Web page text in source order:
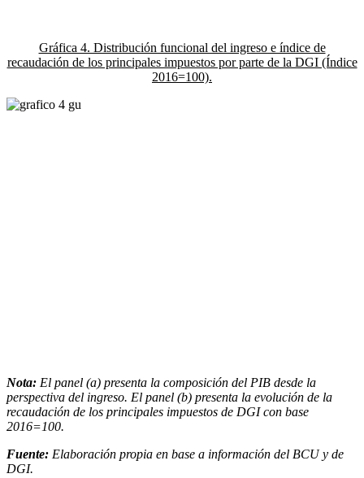
Gráfica 4. Distribución funcional del ingreso e índice de
recaudación de los principales impuestos por parte de la DGI (Índice
2016=100).
Nota: El panel (a) presenta la composición del PIB desde la
perspectiva del ingreso. El panel (b) presenta la evolución de la
recaudación de los principales impuestos de DGI con base
2016=100.
Fuente: Elaboración propia en base a información del BCU y de
DGI.